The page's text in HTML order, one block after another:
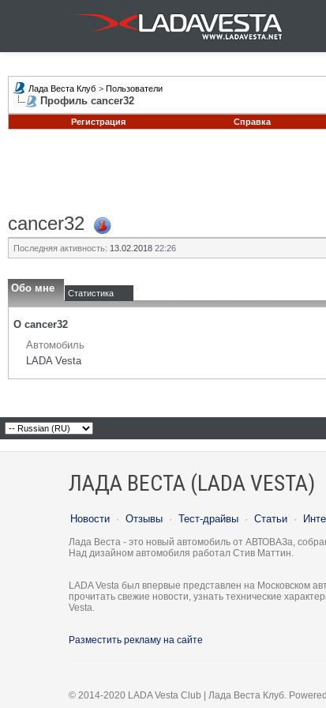
Лада Веста Клуб > Пользователи
Профиль cancer32
Регистрация
Справка
cancer32
Последняя активность: 13.02.2018 22:26
Обо мне Статистика
О cancer32
Автомобиль
LADA Vesta
ЛАДА ВЕСТА (LADA VESTA)
Новости · Отзывы · Тест-драйвы · Статьи ·
Лада Веста - это новый автомобиль от АВТОВАЗа,
Над дизайном автомобиля работал Стив Маттин.
LADA Vesta был впервые представлен на Московском
прочитать свежие новости, узнать технические
Vesta.
Разместить рекламу на сайте
© 2014-2020 LADA Vesta Club | Лада Веста Клуб.